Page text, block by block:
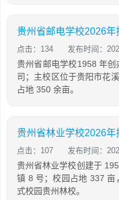
贵州省邮电学校2026年
点击：134 发布时间：
贵州省邮电学校1958 年
司；主校区位于贵阳市花
占地 350 余亩。
贵州省林业学校2026年
点击：107 发布时间：
贵州省林业学校创建于
镇 8 号；校园占地 337 亩
式校园贵州林校。